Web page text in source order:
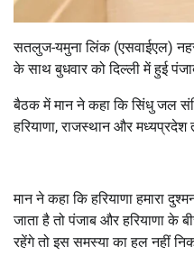
सतलुज-यमुना लिंक (एसवाईएल)
के साथ बुधवार को दिल्ली में हुई
बैठक में मान ने कहा कि सिंधु जल
हरियाणा, राजस्थान और मध्यप्रदेश
मान ने कहा कि हरियाणा हमारा
जाता है तो पंजाब और हरियाणा के
रहेंगे तो इस समस्या का हल नहीं